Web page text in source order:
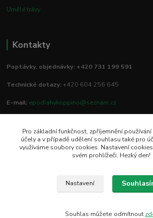
Umělé trávy
Kontakty
Poptávky, objednávky: +420 731 199 591
Technické dotazy:+420 604 256 645
E-mail: epodlahykoppino@seznam.cz
Prodejna/vzorkovna:
Studio Podlah
Mírové náměstí 16/15
Pro základní funkčnost, zpříjemnění
účely a v případě udělení souhlasu také pro
využíváme soubory cookies. Nastavení
svém prohlížeči. Hezký den!
Nastavení
Souhlas můžete odmítnout